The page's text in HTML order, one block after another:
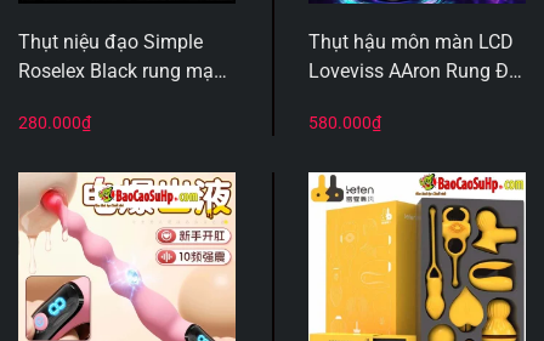
Thụt niệu đạo Simple
Roselex Black rung mạnh
280.000₫
Thụt hậu môn màn LCD
Loveviss AAron Rung Đa
Tăng Dần
580.000₫